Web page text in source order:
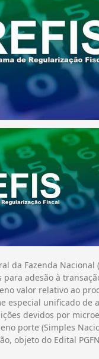
da Fazenda Nacional
adesão à
valor relativo ao
especial unificado de
devidos por
porte (Simples
objeto do Edital